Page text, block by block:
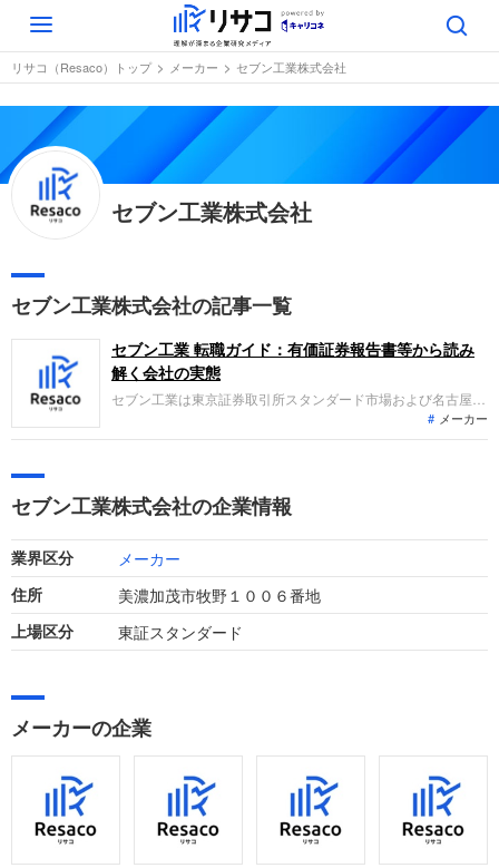
Toggle
navigation
リサコ（Resaco）トップ メーカー セブン工業株式会社
セブン工業株式会社
セブン工業株式会社の記事一覧
セブン工業 転職ガイド：有価証券報告書等から読み
解く会社の実態
セブン工業は東京証券取引所スタンダード市場および名古屋証
券取引所メイン市場に上場し、集成材を使用した住宅用内装部
材や構造部材の生産販売を展開しています。当期の売上高は
上し減益となりました。
メーカー
セブン工業株式会社の企業情報
業界区分 メーカー
住所 美濃加茂市牧野１００６番地
上場区分 東証スタンダード
メーカーの企業